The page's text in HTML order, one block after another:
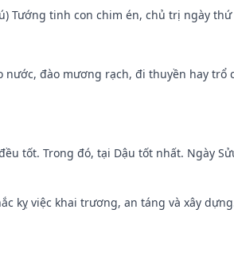
Tướng tinh con chim én, chủ trị ngày thứ
đào mương rạch, đi thuyền hay trổ
tốt. Trong đó, tại Dậu tốt nhất. Ngày
kỵ việc khai trương, an táng và xây